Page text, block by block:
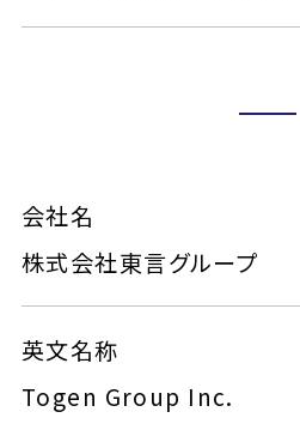
会社名
株式会社東言グループ
英文名称
Togen Group Inc.